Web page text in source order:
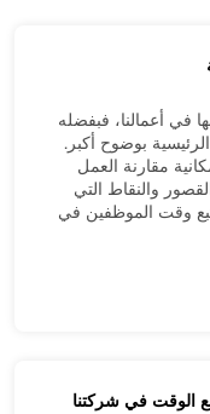
في أعمالنا، فبفضله
بوضوح أكبر.
مقارنة العمل
والنقاط التي
وقت الموظفين في
الوقت في شركتنا